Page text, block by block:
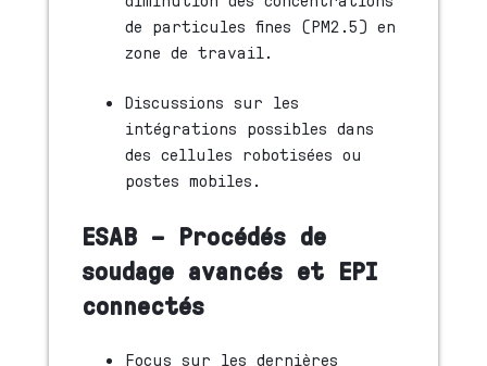
de particules fines (PM2.5) en
zone de travail.
Discussions sur les
intégrations possibles dans
des cellules robotisées ou
postes mobiles.
ESAB – Procédés de
soudage avancés et EPI
connectés
Focus sur les dernières